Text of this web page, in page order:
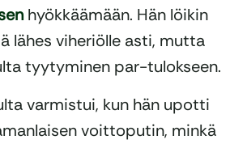
hyökkäämään. Hän löikin
lähes viheriölle asti, mutta
tyytyminen par-tulokseen.
varmistui, kun hän upotti
voittoputin, minkä